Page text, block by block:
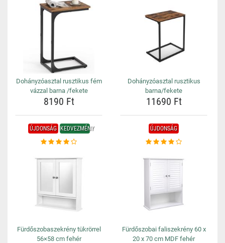
Dohányzóasztal rusztikus fém
vázzal barna /fekete
8190 Ft
Dohányzóasztal rusztikus
barna/fekete
11690 Ft
ÚJDONSÁG KEDVEZMÉNY
Fürdőszobaszekrény tükrörrel
56×58 cm fehér
ÚJDONSÁG
Fürdőszobai faliszekrény 60 x
20 x 70 cm MDF fehér